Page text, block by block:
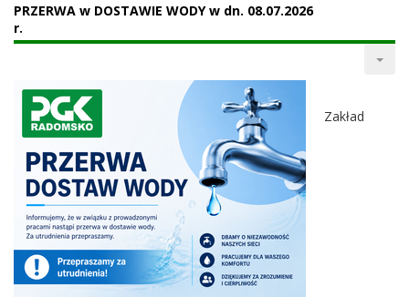
PRZERWA w DOSTAWIE WODY w dn. 08.07.2026
r.
Zakład